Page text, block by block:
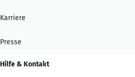
Karriere
Presse
Hilfe & Kontakt